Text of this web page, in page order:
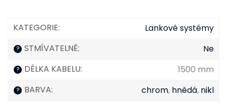
KATEGORIE: Lankové systémy
? STMÍVATELNÉ: Ne
? DÉLKA KABELU: 1500 mm
? BARVA: chrom, hnědá, nikl